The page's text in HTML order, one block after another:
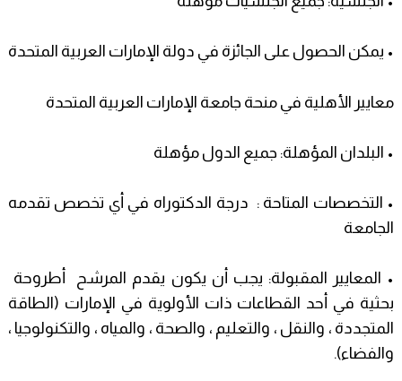
• يمكن الحصول على الجائزة في دولة الإمارات العربية المتحدة
معايير الأهلية في منحة جامعة الإمارات العربية المتحدة
• البلدان المؤهلة: جميع الدول مؤهلة
• التخصصات المتاحة : درجة الدكتوراه في أي تخصص تقدمه
الجامعة
• المعايير المقبولة: يجب أن يكون يقدم المرشح أطروحة
بحثية في أحد القطاعات ذات الأولوية في الإمارات (الطاقة
المتجددة ، والنقل ، والتعليم ، والصحة ، والمياه ، والتكنولوجيا ،
والفضاء).